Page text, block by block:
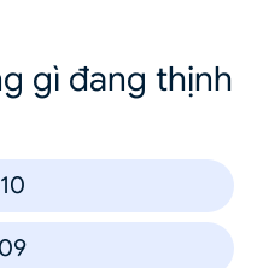
gì đang thịnh